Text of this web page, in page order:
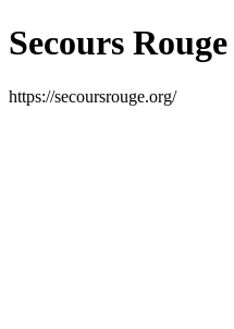
Secours Rouge
https://secoursrouge.org/